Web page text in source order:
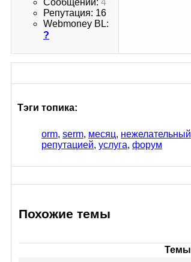
Сообщений: 4
Репутация: 16
Webmoney BL:
?
Тэги топика:
orm, serm, месяц, нежелательный
репутацией, услуга, форум
Похожие темы
Темы